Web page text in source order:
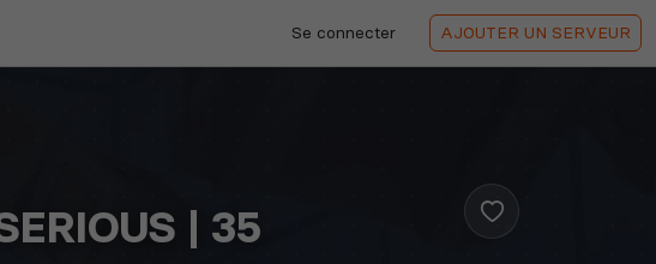
Se connecter AJOUTER UN SERVEUR
| 35